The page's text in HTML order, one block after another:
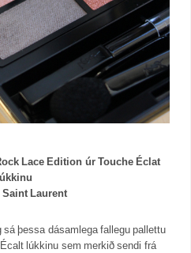
Lace Edition úr Touche Éclat
lúkkinu
Saint Laurent
þessa dásamlega fallegu pallettu
lúkkinu sem merkið sendi frá